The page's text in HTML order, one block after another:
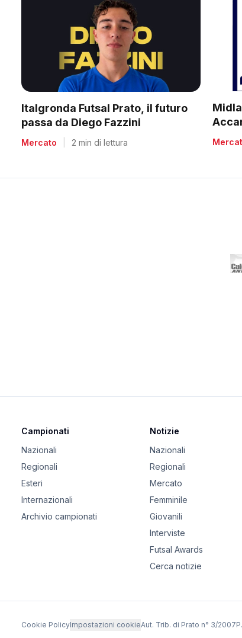
Italgronda Futsal Prato, il futuro
passa da Diego Fazzini
Mercato 2 min di lettura
Campionati
Nazionali
Regionali
Esteri
Internazionali
Archivio campionati
Notizie
Nazionali
Regionali
Mercato
Femminile
Giovanili
Interviste
Futsal Awards
Cerca notizie
Cookie PolicyImpostazioni cookieAut. Trib. di Prato n° 3/2007